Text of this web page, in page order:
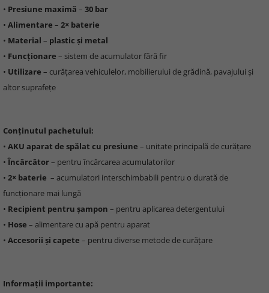
• Presiune maximă – 30 bar
• Alimentare – 2× baterie
• Material – plastic și metal
• Funcționare – sistem de acumulator fără fir
• Utilizare – curățarea vehiculelor, mobilierului de grădină, pavajului și
altor suprafețe
Conținutul pachetului:
• AKU aparat de spălat cu presiune – unitate principală de curățare
•Încărcător– pentru încărcarea acumulatorilor
• 2× baterie – acumulatori interschimbabili pentru o durată de
funcționare mai lungă
• Recipient pentru șampon – pentru aplicarea detergentului
• Hose – alimentare cu apă pentru aparat
• Accesorii și capete – pentru diverse metode de curățare
Informații importante: